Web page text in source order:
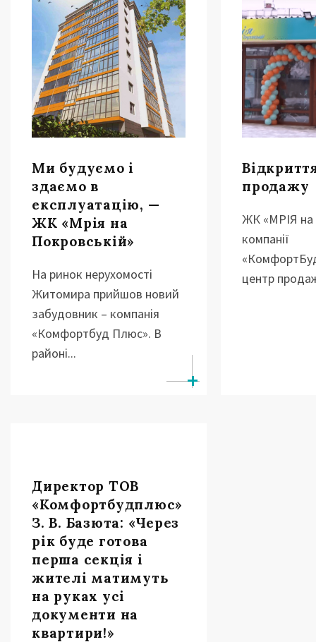
Ми будуємо і
здаємо в
експлуатацію, —
ЖК «Мрія на
Покровській»
На ринок нерухомості
Житомира прийшов новий
забудовник – компанія
«Комфортбуд Плюс». В
районі...
продажу
ЖК «МРІЯ на
компанії
центр
Директор ТОВ
«Комфортбудплюс»
З. В. Базюта: «Через
рік буде готова
перша секція і
жителі матимуть
на руках усі
документи на
квартири!»